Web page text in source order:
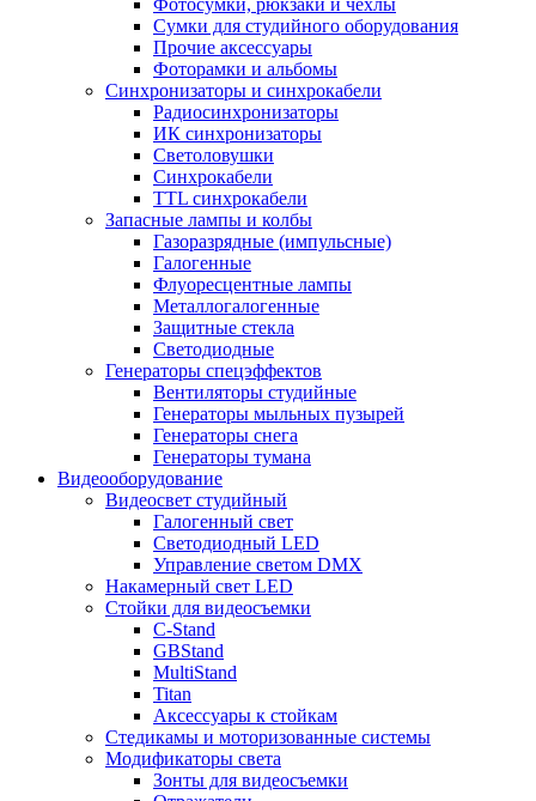
Фотосумки, рюкзаки и чехлы
Сумки для студийного оборудования
Прочие аксессуары
Фоторамки и альбомы
Синхронизаторы и синхрокабели
Радиосинхронизаторы
ИК синхронизаторы
Светоловушки
Синхрокабели
TTL синхрокабели
Запасные лампы и колбы
Газоразрядные (импульсные)
Галогенные
Флуоресцентные лампы
Металлогалогенные
Защитные стекла
Светодиодные
Генераторы спецэффектов
Вентиляторы студийные
Генераторы мыльных пузырей
Генераторы снега
Генераторы тумана
Видеооборудование
Видеосвет студийный
Галогенный свет
Светодиодный LED
Управление светом DMX
Накамерный свет LED
Стойки для видеосъемки
C-Stand
GBStand
MultiStand
Titan
Аксессуары к стойкам
Стедикамы и моторизованные системы
Модификаторы света
Зонты для видеосъемки